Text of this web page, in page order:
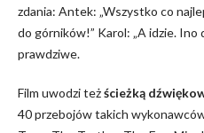
zdania: Antek: „Wszystko co
do górników!” Karol: „A idzie. Ino
prawdziwe.
Film uwodzi teżścieżką
40 przebojów takich